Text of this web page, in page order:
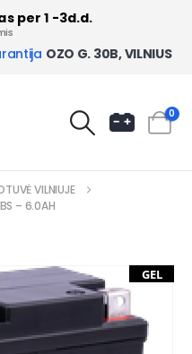
OZO G. 30B, VILNIUS
per 1 -3d.d.
0
VILNIUJE
– 6.0AH
GEL